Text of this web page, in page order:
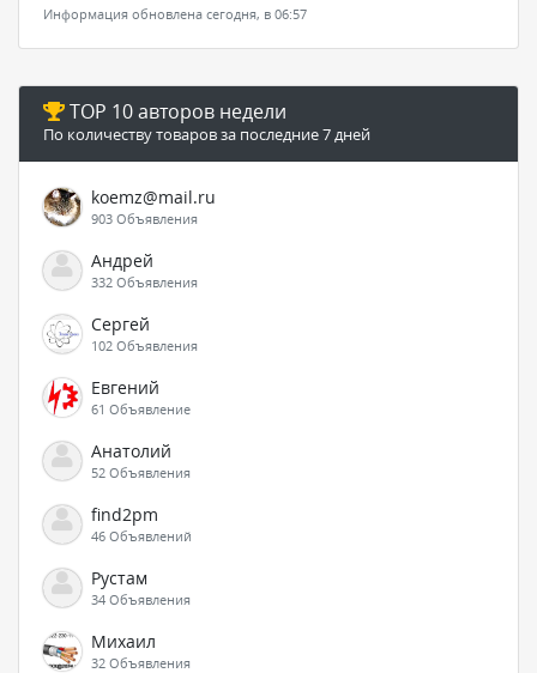
Информация обновлена сегодня, в 06:57
TOP 10 авторов недели
По количеству товаров за последние 7 дней
koemz@mail.ru
903 Объявления
Андрей
332 Объявления
Сергей
102 Объявления
Евгений
61 Объявление
Анатолий
52 Объявления
find2pm
46 Объявлений
Рустам
34 Объявления
Михаил
32 Объявления